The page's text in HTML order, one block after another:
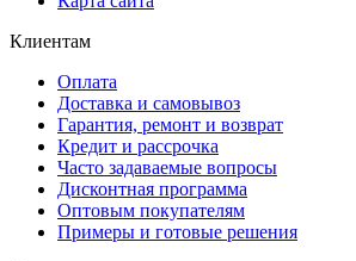
Клиентам
Оплата
Доставка и самовывоз
Гарантия, ремонт и возврат
Кредит и рассрочка
Часто задаваемые вопросы
Дисконтная программа
Оптовым покупателям
Примеры и готовые решения